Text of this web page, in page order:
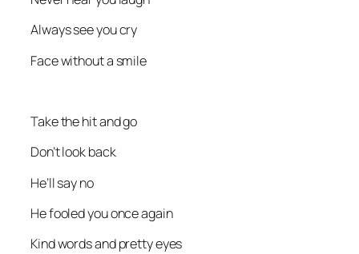
Always see you cry
Face without a smile
Take the hit and go
Don’t look back
He’ll say no
He fooled you once again
Kind words and pretty eyes